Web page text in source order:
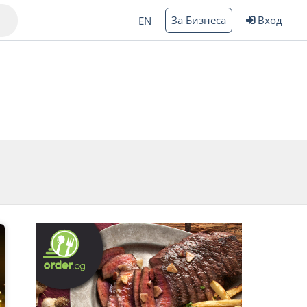
EN За Бизнеса Вход